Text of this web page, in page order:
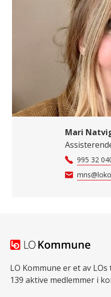
Mari
995 32
LO Kommune er et av
139 aktive medlemmer i